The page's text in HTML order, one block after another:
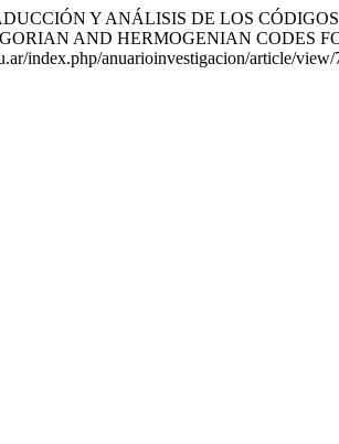
Y ANÁLISIS DE LOS
AND HERMOGENIAN CODES
index.php/anuarioinvestigacion/article/view/